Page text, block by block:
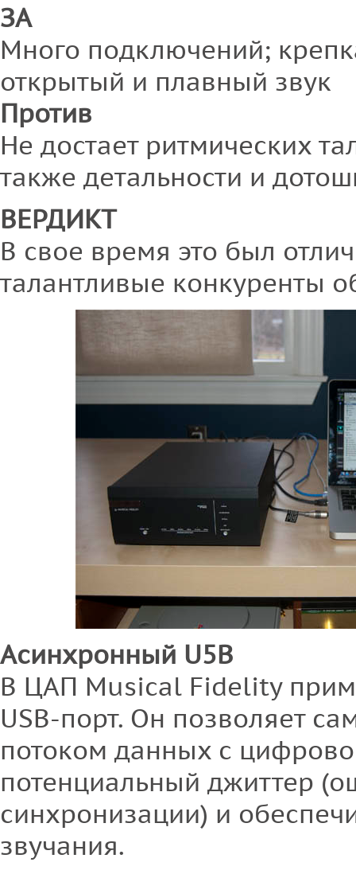
ЗА
Много подключений;
открытый и плавный звук
Против
Не достает ритмических
также детальности и
ВЕРДИКТ
В свое время это был
талантливые конкуренты
Асинхронный U5B
В ЦАП Musical Fidelity
USB-порт. Он позволяет
потоком данных с
потенциальный джиттер
синхронизации) и
звучания.